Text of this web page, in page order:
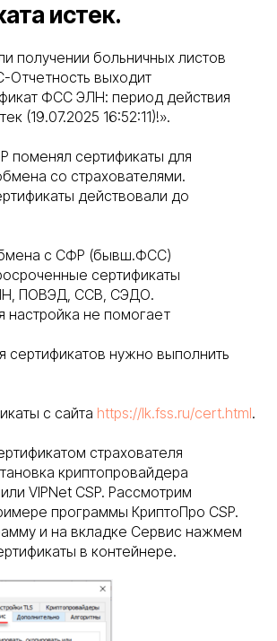
истек.
получении больничных листов
Отчетность выходит
ФСС ЭЛН: период действия
(19.07.2025 16:52:11)!».
поменял сертификаты для
со страхователями.
действовали до
с СФР (бывш.ФСС)
сертификаты
ПОВЭД, ССВ, СЭДО.
настройка не помогает
сертификатов нужно выполнить
с сайта https://lk.fss.ru/cert.html.
страхователя
криптопровайдера
VIPNet CSP. Рассмотрим
программы КриптоПро CSP.
и на вкладке Сервис нажмем
в контейнере.